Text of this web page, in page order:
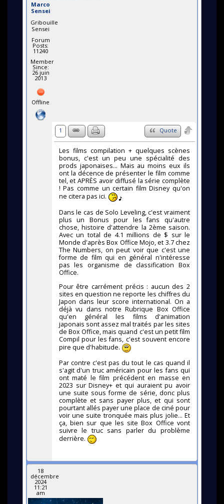
Marco
Sensei
Gribouille
Sensei
Forum
Posts:
11240
Member
Since:
26 juin
2013
Offline
1 Quote
Les films compilation + quelques scènes
bonus, c'est un peu une spécialité des
prods japonaises... Mais au moins eux ils
ont la décence de présenter le film comme
tel, et APRÈS avoir diffusé la série complète
! Pas comme un certain film Disney qu'on
ne citera pas ici.
Dans le cas de Solo Leveling, c'est vraiment
plus un Bonus pour les fans qu'autre
chose, histoire d'attendre la 2ème saison.
Avec un total de 4.1 millions de $ sur le
Monde d'après Box Office Mojo, et 3.7 chez
The Numbers, on peut voir que c'est une
forme de film qui en général n'intéresse
pas les organisme de classification Box
Office.
Pour être carrément précis : aucun des 2
sites en question ne reporte les chiffres du
Japon dans leur score international. On a
déjà vu dans notre Rubrique Box Office
qu'en général les films d'animation
japonais sont assez mal traités par les sites
de Box Office, mais quand c'est un petit film
Compil pour les fans, c'est souvent encore
pire que d'habitude.
Par contre c'est pas du tout le cas quand il
s'agit d'un truc américain pour les fans qui
ont maté le film précédent en masse en
2023 sur Disney+ et qui auraient pu avoir
une suite sous forme de série, donc plus
complète et sans payer plus, et qui sont
pourtant allés payer une place de ciné pour
voir une suite tronquée mais plus jolie... Et
ça, bien sur que les site Box Office vont
suivre le truc sans parler du problème
derrière.
18
décembre
2024
11:21
am